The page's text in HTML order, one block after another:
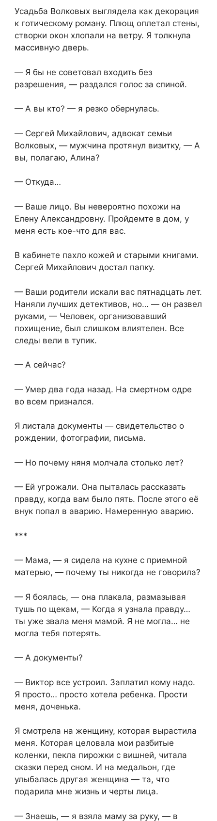
Усадьба Волковых выглядела как декорация
к готическому роману. Плющ оплетал стены,
створки окон хлопали на ветру. Я толкнула
массивную дверь.
— Я бы не советовал входить без
разрешения, — раздался голос за спиной.
— А вы кто? — я резко обернулась.
— Сергей Михайлович, адвокат семьи
Волковых, — мужчина протянул визитку, — А
вы, полагаю, Алина?
— Откуда…
— Ваше лицо. Вы невероятно похожи на
Елену Александровну. Пройдемте в дом, у
меня есть кое-что для вас.
В кабинете пахло кожей и старыми книгами.
Сергей Михайлович достал папку.
— Ваши родители искали вас пятнадцать лет.
Наняли лучших детективов, но… — он развел
руками, — Человек, организовавший
похищение, был слишком влиятелен. Все
следы вели в тупик.
— А сейчас?
— Умер два года назад. На смертном одре
во всем признался.
Я листала документы — свидетельство о
рождении, фотографии, письма.
— Но почему няня молчала столько лет?
— Ей угрожали. Она пыталась рассказать
правду, когда вам было пять. После этого её
внук попал в аварию. Намеренную аварию.
***
— Мама, — я сидела на кухне с приемной
матерью, — почему ты никогда не говорила?
— Я боялась, — она плакала, размазывая
тушь по щекам, — Когда я узнала правду…
ты уже звала меня мамой. Я не могла… не
могла тебя потерять.
— А документы?
— Виктор все устроил. Заплатил кому надо.
Я просто… просто хотела ребенка. Прости
меня, доченька.
Я смотрела на женщину, которая вырастила
меня. Которая целовала мои разбитые
коленки, пекла пирожки с вишней, читала
сказки перед сном. И на медальон, где
улыбалась другая женщина — та, что
подарила мне жизнь и черты лица.
— Знаешь, — я взяла маму за руку, — в